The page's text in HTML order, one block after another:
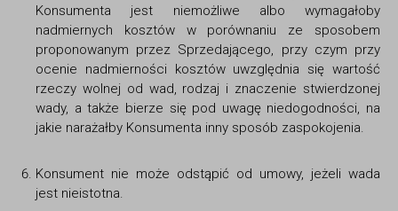
Konsumenta jest niemożliwe albo wymagałoby
nadmiernych kosztów w porównaniu ze sposobem
proponowanym przez Sprzedającego, przy czym przy
ocenie nadmierności kosztów uwzględnia się wartość
rzeczy wolnej od wad, rodzaj i znaczenie stwierdzonej
wady, a także bierze się pod uwagę niedogodności, na
jakie narażałby Konsumenta inny sposób zaspokojenia.
Konsument nie może odstąpić od umowy, jeżeli wada
jest nieistotna.